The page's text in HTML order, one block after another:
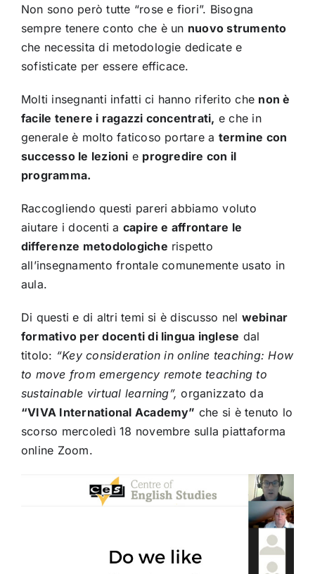
Non sono però tutte “rose e fiori”. Bisogna
sempre tenere conto che è un nuovo strumento
che necessita di metodologie dedicate e
sofisticate per essere efficace.
Molti insegnanti infatti ci hanno riferito che non è
facile tenere i ragazzi concentrati, e che in
generale è molto faticoso portare a termine con
successo le lezioni e progredire con il
programma.
Raccogliendo questi pareri abbiamo voluto
aiutare i docenti a capire e affrontare le
differenze metodologiche rispetto
all’insegnamento frontale comunemente usato in
aula.
Di questi e di altri temi si è discusso nel webinar
formativo per docenti di lingua inglese dal
titolo: “Key consideration in online teaching: How
to move from emergency remote teaching to
sustainable virtual learning”, organizzato da
“VIVA International Academy” che si è tenuto lo
scorso mercoledì 18 novembre sulla piattaforma
online Zoom.